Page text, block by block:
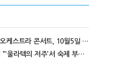
'러브 라이브!' 15주년 오케스트라 콘서트, 10월5일 한국서 첫 해외 공연
[인터뷰] WoW 개발진 "'울라텍의 저주'서 숙제 부담 줄이고 보상 높여"